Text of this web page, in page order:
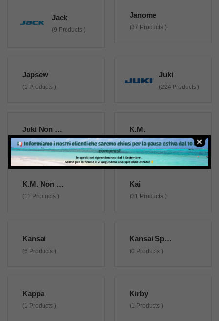
Jack
(9 Products )
Janome
(37 Products )
Japsew
(1 Products )
Juki
(224 Products )
Juki Non Originali
(8 Products )
K.M.
(109 Products )
K.M. Non Originali
(11 Products )
Kai
(31 Products )
Kansai
(6 Products )
Kansai Special
(0 Products )
Kappa
(1 Products )
Kirby
(1 Products )